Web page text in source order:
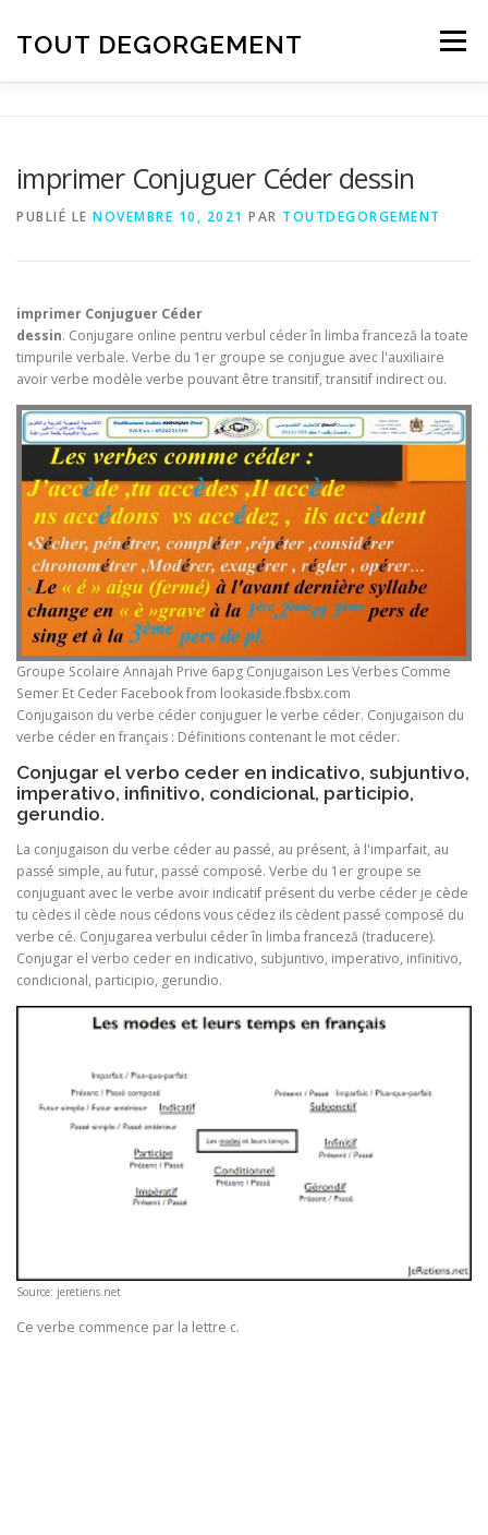
TOUT DEGORGEMENT Menu
imprimer Conjuguer Céder dessin
PUBLIÉ LE NOVEMBRE 10, 2021 PAR TOUTDEGORGEMENT
imprimer Conjuguer Céder
dessin. Conjugare online pentru verbul céder în limba franceză la toate
timpurile verbale. Verbe du 1er groupe se conjugue avec l'auxiliaire
avoir verbe modèle verbe pouvant être transitif, transitif indirect ou.
Groupe Scolaire Annajah Prive 6apg Conjugaison Les Verbes Comme
Semer Et Ceder Facebook from lookaside.fbsbx.com
Conjugaison du verbe céder conjuguer le verbe céder. Conjugaison du
verbe céder en français : Définitions contenant le mot céder.
Conjugar el verbo ceder en indicativo, subjuntivo,
imperativo, infinitivo, condicional, participio,
gerundio.
La conjugaison du verbe céder au passé, au présent, à l'imparfait, au
passé simple, au futur, passé composé. Verbe du 1er groupe se
conjuguant avec le verbe avoir indicatif présent du verbe céder je cède
tu cèdes il cède nous cédons vous cédez ils cèdent passé composé du
verbe cé. Conjugarea verbului céder în limba franceză (traducere).
Conjugar el verbo ceder en indicativo, subjuntivo, imperativo, infinitivo,
condicional, participio, gerundio.
Source: jeretiens.net
Ce verbe commence par la lettre c.